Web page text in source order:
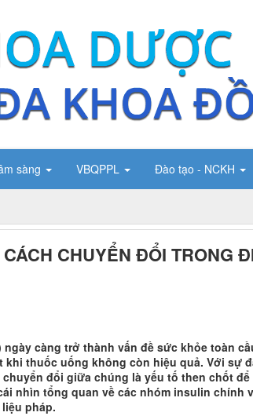
sàng VBQPPL Đào tạo - NCKH
CHUYỂN ĐỔI TRONG
càng trở thành vấn đề sức khỏe toàn
thuốc uống không còn hiệu quả. Với sự
đổi giữa chúng là yếu tố then chốt
nhìn tổng quan về các nhóm insulin chính
pháp.